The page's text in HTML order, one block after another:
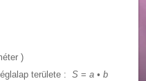
)
területe :S = a • b